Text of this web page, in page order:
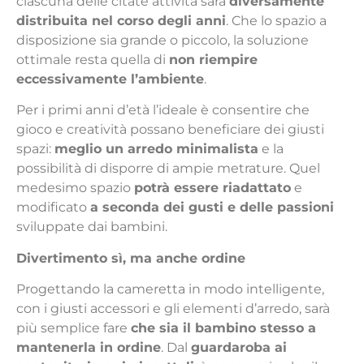
distribuita nel corso degli anni. Che lo spazio a
disposizione sia grande o piccolo, la soluzione
ottimale resta quella di non riempire
eccessivamente l’ambiente.
Per i primi anni d’età l’ideale è consentire che
gioco e creatività possano beneficiare dei giusti
spazi: meglio un arredo minimalista e la
possibilità di disporre di ampie metrature. Quel
medesimo spazio potrà essere riadattato e
modificato a seconda dei gusti e delle passioni
sviluppate dai bambini.
Divertimento sì, ma anche ordine
Progettando la cameretta in modo intelligente,
con i giusti accessori e gli elementi d’arredo, sarà
più semplice fare che sia il bambino stesso a
mantenerla in ordine. Dal guardaroba ai